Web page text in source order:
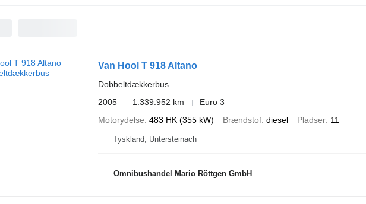
Van Hool T 918 Altano
Dobbeltdækkerbus
2005
1.339.952 km
Euro 3
Motorydelse 483 HK (355 kW) Brændstof diesel Pladser 11
Tyskland, Untersteinach
Omnibushandel Mario Röttgen GmbH